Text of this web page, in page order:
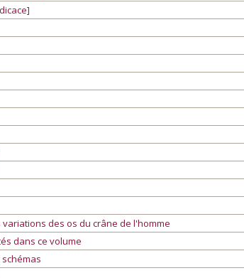
des os du crâne de l'homme
dans ce volume